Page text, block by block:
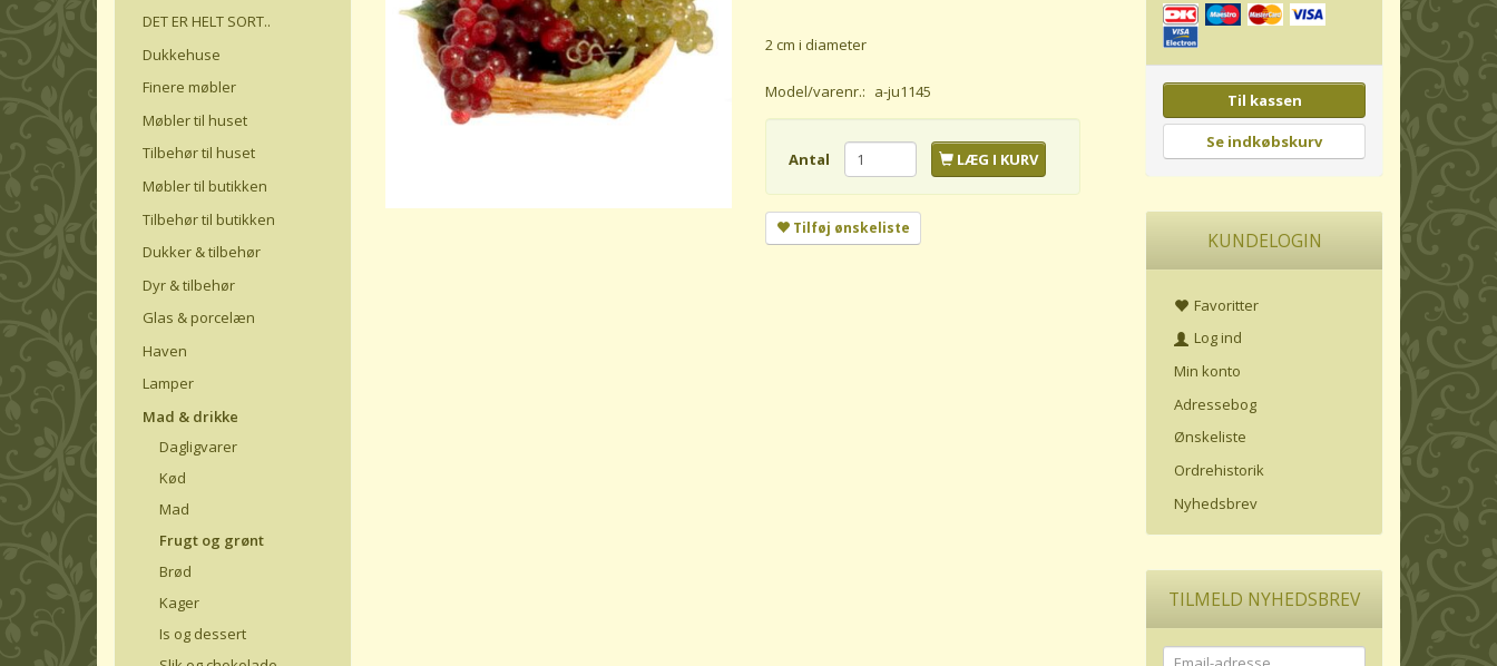
DET ER HELT SORT..
Dukkehuse
Finere møbler
Møbler til huset
Tilbehør til huset
Møbler til butikken
Tilbehør til butikken
Dukker & tilbehør
Dyr & tilbehør
Glas & porcelæn
Haven
Lamper
Mad & drikke
Dagligvarer
Kød
Mad
Frugt og grønt
Brød
Kager
Is og dessert
2 cm i diameter
Model/varenr.: a-ju1145
Antal LÆG I KURV
Tilføj ønskeliste
Til kassen
Se indkøbskurv
KUNDELOGIN
Favoritter
Log ind
Min konto
Adressebog
Ønskeliste
Ordrehistorik
Nyhedsbrev
TILMELD NYHEDSBREV
Email-